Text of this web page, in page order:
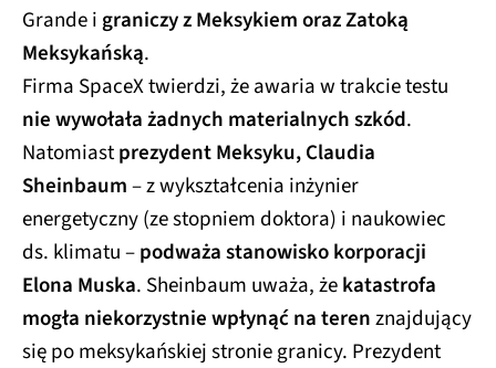
Grande igraniczy z Meksykiem oraz Zatoką
Meksykańską.
Firma SpaceX twierdzi, że awaria w trakcie testu
nie wywołała żadnych materialnych szkód.
Natomiastprezydent Meksyku, Claudia
Sheinbaum– z wykształcenia inżynier
energetyczny (ze stopniem doktora) i naukowiec
ds. klimatu –podważa stanowisko korporacji
Elona Muska. Sheinbaum uważa, żekatastrofa
mogła niekorzystnie wpłynąć na terenznajdujący
się po meksykańskiej stronie granicy. Prezydent